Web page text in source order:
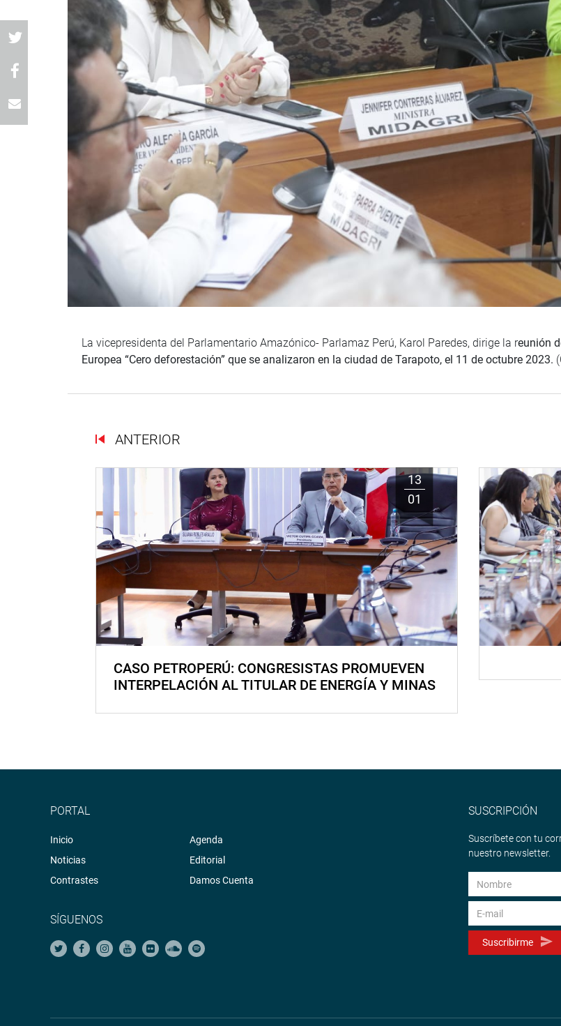
La vicepresidenta del Parlamentario Amazónico- Parlamaz Perú, Karol Paredes, dirige la reunión
Europea “Cero deforestación” que se analizaron en la ciudad de Tarapoto, el 11 de octubre 2023.
ANTERIOR
13
01
CASO PETROPERÚ: CONGRESISTAS PROMUEVEN
INTERPELACIÓN AL TITULAR DE ENERGÍA Y MINAS
PORTAL
Inicio
Noticias
Contrastes
Agenda
Editorial
Damos Cuenta
SÍGUENOS
SUSCRIPCIÓN
Suscríbete con tu
nuestro newsletter.
Suscribirme